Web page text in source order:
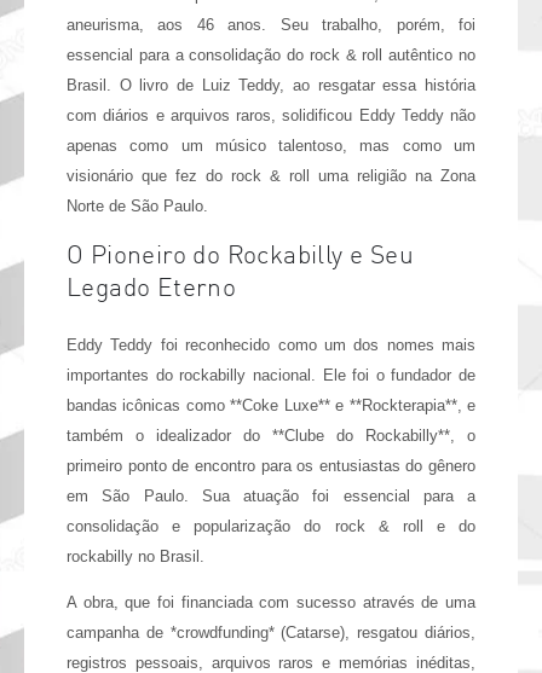
aneurisma, aos 46 anos. Seu trabalho, porém, foi
essencial para a consolidação do rock & roll autêntico no
Brasil. O livro de Luiz Teddy, ao resgatar essa história
com diários e arquivos raros, solidificou Eddy Teddy não
apenas como um músico talentoso, mas como um
visionário que fez do rock & roll uma religião na Zona
Norte de São Paulo.
O Pioneiro do Rockabilly e Seu
Legado Eterno
Eddy Teddy foi reconhecido como um dos nomes mais
importantes do rockabilly nacional. Ele foi o fundador de
bandas icônicas como **Coke Luxe** e **Rockterapia**, e
também o idealizador do **Clube do Rockabilly**, o
primeiro ponto de encontro para os entusiastas do gênero
em São Paulo. Sua atuação foi essencial para a
consolidação e popularização do rock & roll e do
rockabilly no Brasil.
A obra, que foi financiada com sucesso através de uma
campanha de *crowdfunding* (Catarse), resgatou diários,
registros pessoais, arquivos raros e memórias inéditas,